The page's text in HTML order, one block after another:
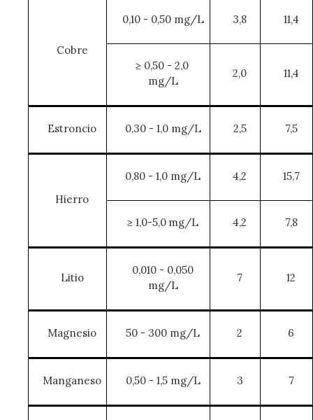
Cobre
0,10 - 0,50 mg/L 3,8 11,4
≥ 0,50 - 2,0
mg/L
2,0 11,4
Estroncio 0,30 - 1,0 mg/L 2,5 7,5
Hierro
0,80 - 1,0 mg/L 4,2 15,7
≥ 1,0-5,0 mg/L 4,2 7,8
Litio
0,010 - 0,050
mg/L
7 12
Magnesio 50 - 300 mg/L 2 6
Manganeso 0,50 - 1,5 mg/L 3 7